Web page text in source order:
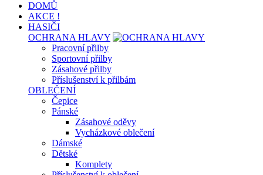
DOMŮ
AKCE !
HASIČI
OCHRANA HLAVY
Pracovní přilby
Sportovní přilby
Zásahové přilby
Příslušenství k přilbám
OBLEČENÍ
Čepice
Pánské
Zásahové oděvy
Vycházkové oblečení
Dámské
Dětské
Komplety